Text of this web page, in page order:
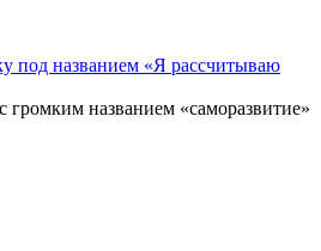
под названием «Я рассчитываю
громким названием «саморазвитие»